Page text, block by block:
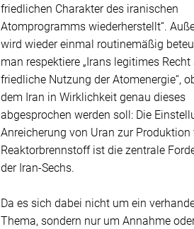
friedlichen Charakter des iranischen
Atomprogramms wiederherstellt“.
wird wieder einmal routinemäßig
man respektiere „Irans legitimes
friedliche Nutzung der Atomenergie“,
dem Iran in Wirklichkeit genau dieses
abgesprochen werden soll: Die
Anreicherung von Uran zur Produktion
Reaktorbrennstoff ist die zentrale
der Iran-Sechs.
Da es sich dabei nicht um ein
Thema, sondern nur um Annahme